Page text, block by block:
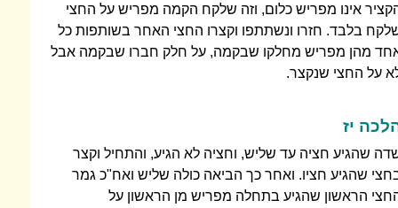
אינו מפריש כלום, וזה שלקח הקמה מפריש על החצי
בלבד. חזרו ונשתתפו וקצרו החצי האחר בשותפות כל
מהן מפריש מחלקו שבקמה, על חלק חברו שבקמה אבל
על החצי שנקצר.
יז
שהגיע חציה עד שליש, וחציה לא הגיע, והתחיל וקצר
שהגיע חציו. ואחר כך הביאה כולה שליש ואח"כ גמר
הראשון שהגיע בתחלה מפריש מן הראשון על